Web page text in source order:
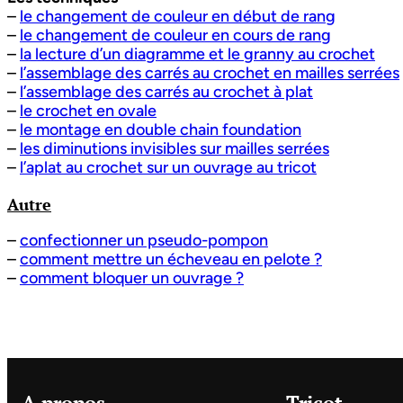
– le changement de couleur en début de rang
– le changement de couleur en cours de rang
– la lecture d’un diagramme et le granny au crochet
– l’assemblage des carrés au crochet en mailles serrées
– l’assemblage des carrés au crochet à plat
– le crochet en ovale
– le montage en double chain foundation
– les diminutions invisibles sur mailles serrées
– l’aplat au crochet sur un ouvrage au tricot
Autre
–confectionner un pseudo-pompon
–comment mettre un écheveau en pelote ?
–comment bloquer un ouvrage ?